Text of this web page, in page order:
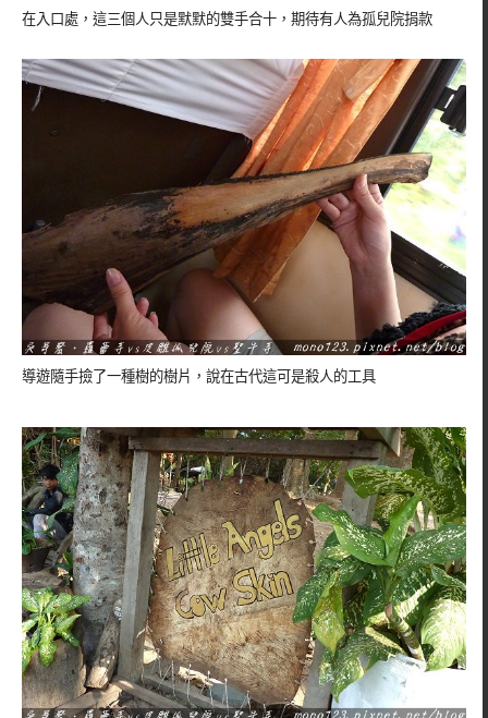
在入口處，這三個人只是默默的雙手合十，期待有人為孤兒院捐款
導遊隨手撿了一種樹的樹片，說在古代這可是殺人的工具